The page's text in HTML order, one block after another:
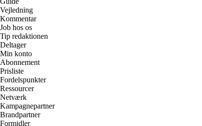
Vejledning
Kommentar
Job hos os
Tip redaktionen
Deltager
Min konto
Abonnement
Prisliste
Fordelspunkter
Ressourcer
Netværk
Kampagnepartner
Brandpartner
Formidler